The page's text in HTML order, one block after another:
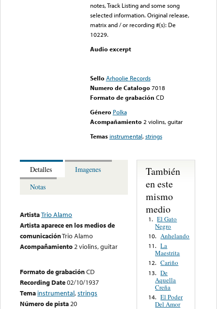
notes, Track Listing and some song
selected information. Original release,
matrix and / or recording #(s): De
10229.
Audio excerpt
Sello Arhoolie Records
Numero de Catalogo 7018
Formato de grabación CD
Género Polka
Acompañamiento 2 violins, guitar
Temas instrumental,strings
Detalles
Imagenes
Notas
ArtistaTrio Alamo
Artista aparece en los medios de
comunicaciónTrio Alamo
Acompañamiento2 violins, guitar
Formato de grabaciónCD
Recording Date02/10/1937
Tema instrumental,strings
Número de pista20
También
en este
mismo
medio
1. El Gato
Negro
10. Anhelando
11. La
Maestrita
12. Cariño
13. De
Aquella
Creña
14. El Poder
Del Amor